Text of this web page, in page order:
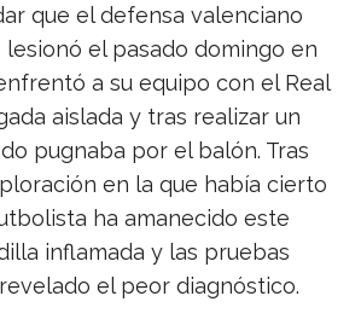
que el defensa valenciano
lesionó el pasado domingo en
a su equipo con el Real
aislada y tras realizar un
pugnaba por el balón. Tras
en la que había cierto
ha amanecido este
inflamada y las pruebas
el peor diagnóstico.